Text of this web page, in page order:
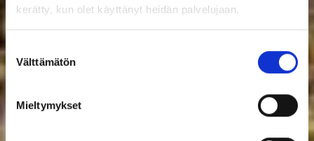
kerätty, kun olet käyttänyt heidän palvelujaan.
Suostumuksen
valinta
Välttämätön
Mieltymykset